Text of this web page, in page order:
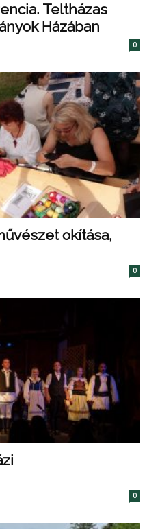
Teltházas
Házában
0
okítása,
0
0